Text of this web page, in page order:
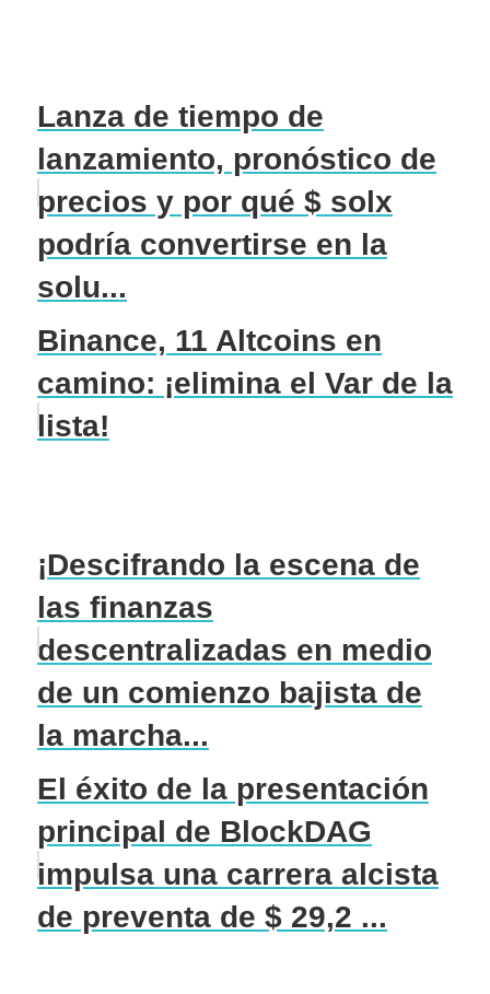
Lanza de tiempo de
lanzamiento, pronóstico de
precios y por qué $ solx
podría convertirse en la
solu...
Binance, 11 Altcoins en
camino: ¡elimina el Var de la
lista!
¡Descifrando la escena de
las finanzas
descentralizadas en medio
de un comienzo bajista de
la marcha...
El éxito de la presentación
principal de BlockDAG
impulsa una carrera alcista
de preventa de $ 29,2 ...